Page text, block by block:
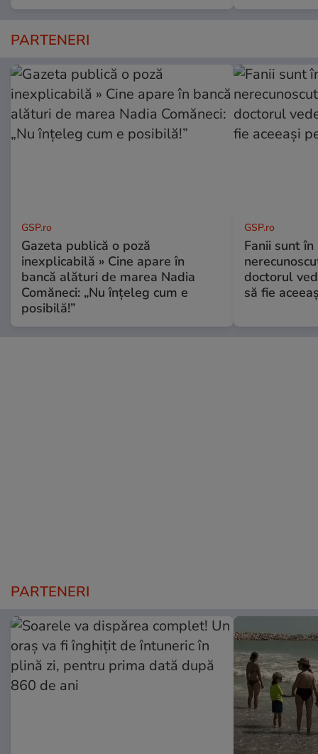
PARTENERI
GSP.ro
Gazeta publică o poză
inexplicabilă » Cine apare în
bancă alături de marea Nadia
Comăneci: „Nu înțeleg cum e
posibilă!”
GSP.ro
Fanii sunt în
doctorul
să fie
PARTENERI